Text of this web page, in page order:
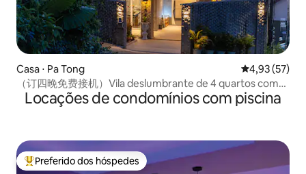
Casa ⋅ Pa Tong 4,93 de uma
4,93 (57)
（订四晚免费接机）Vila deslumbrante de 4 quartos com
piscina e vista para o mar em Patong
Locações de condomínios com piscina
Entre os melhores preferidos dos hóspedes
Preferido dos hóspedes